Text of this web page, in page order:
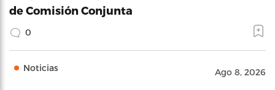
de Comisión Conjunta
0
Noticias Ago 8, 2026